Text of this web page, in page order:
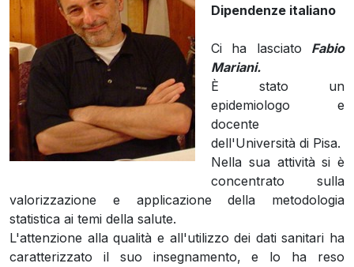
Dipendenze italiano
Ci ha lasciato Fabio
Mariani.
È stato un
epidemiologo e
docente
dell'Università di Pisa.
Nella sua attività si è
concentrato sulla
valorizzazione e applicazione della metodologia
statistica ai temi della salute.
L'attenzione alla qualità e all'utilizzo dei dati sanitari ha
caratterizzato il suo insegnamento, e lo ha reso